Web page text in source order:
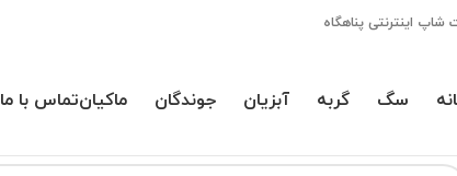
شاپ اینترنتی پناهگاه
سگ گربه آبزیان جوندگان ماکیانتماس با ما